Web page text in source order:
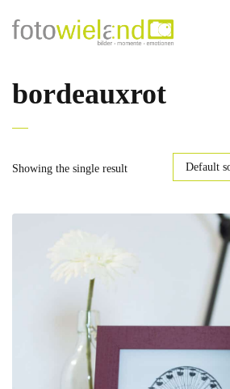
bordeauxrot
Showing the single result